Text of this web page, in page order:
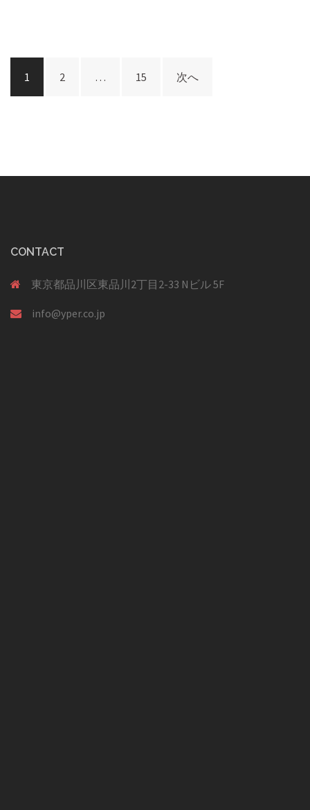
投
稿
ー
1 2 … 15 次へ
CONTACT
東京都品川区東品川2丁目2-33 Nビル 5F
info@yper.co.jp